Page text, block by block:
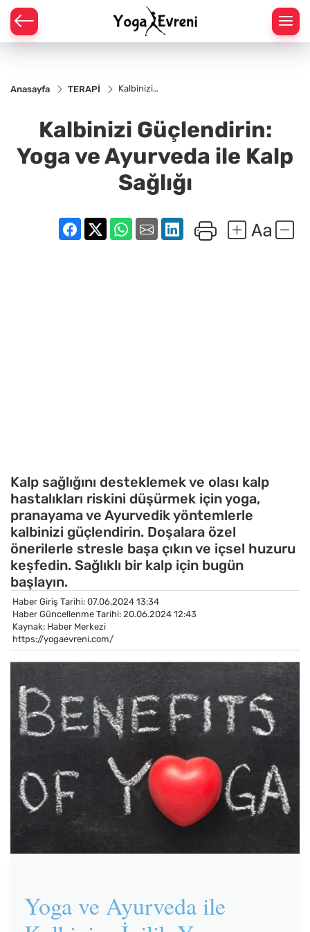
POZLARI
POZLARI
Anasayfa TERAPİ
Kalbinizi
Ayurveda
ile Kalp
Sağlığı
Kalbinizi Güçlendirin:
Yoga ve Ayurveda ile Kalp
Sağlığı
Kalp sağlığını desteklemek ve olası kalp
hastalıkları riskini düşürmek için yoga,
pranayama ve Ayurvedik yöntemlerle
kalbinizi güçlendirin. Doşalara özel
önerilerle stresle başa çıkın ve içsel huzuru
keşfedin. Sağlıklı bir kalp için bugün
başlayın.
Haber Giriş Tarihi: 07.06.2024 13:34
Haber Güncellenme Tarihi: 20.06.2024 12:43
Kaynak: Haber Merkezi
https://yogaevreni.com/
Yoga ve Ayurveda ile